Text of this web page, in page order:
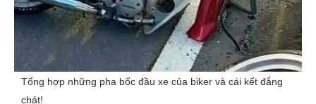
Tổng hợp những pha bốc đầu xe của biker và cái kết đắng
chát!